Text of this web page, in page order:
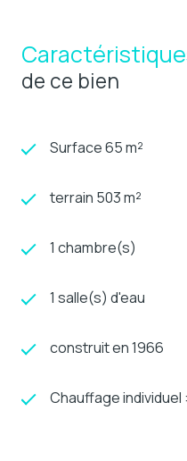
de ce bien
Surface 65 m²
terrain 503 m²
1 chambre(s)
1 salle(s) d'eau
construit en 1966
Chauffage